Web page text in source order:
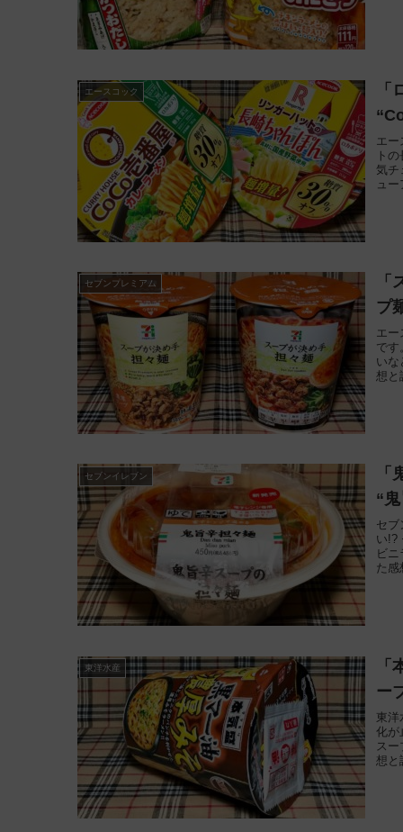
エースコック
エ
ト
気チ
ュ
セブンプレミアム
プ
エー
です
いな
想と
セブンイレブン
“
セブ
い!?
ビ
た感
東洋水産
ー
東洋
化が
ス
想と